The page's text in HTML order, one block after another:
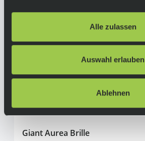
Alle zulassen
Auswahl erlauben
Ablehnen
Giant Aurea Brille